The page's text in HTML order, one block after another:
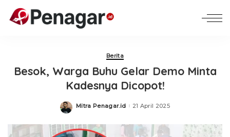
Berita
Besok, Warga Buhu Gelar Demo Minta
Kadesnya Dicopot!
Posted
Mitra Penagar.id 21 April 2025